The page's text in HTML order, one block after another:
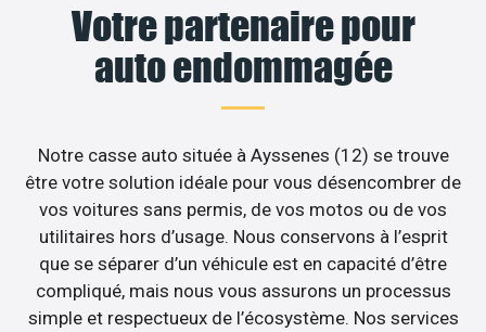
Votre partenaire pour
auto endommagée
Notre casse auto située à Ayssenes (12) se trouve
être votre solution idéale pour vous désencombrer de
vos voitures sans permis, de vos motos ou de vos
utilitaires hors d’usage. Nous conservons à l’esprit
que se séparer d’un véhicule est en capacité d’être
compliqué, mais nous vous assurons un processus
simple et respectueux de l’écosystème. Nos services